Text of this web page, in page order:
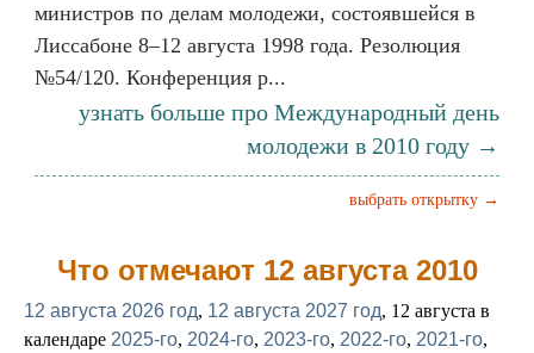
министров по делам молодежи, состоявшейся в
Лиссабоне 8–12 августа 1998 года. Резолюция
№54/120. Конференция р...
узнать больше про Международный день
молодежи в 2010 году →
выбрать открытку →
Что отмечают 12 августа 2010
12 августа 2026 год, 12 августа 2027 год, 12 августа в
календаре 2025-го, 2024-го, 2023-го, 2022-го, 2021-го,